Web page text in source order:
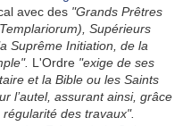
avec des "Grands Prêtres
Supérieurs
Suprême Initiation, de la
L'Ordre "exige de ses
et la Bible ou les Saints
l’autel, assurant ainsi, grâce
des travaux".